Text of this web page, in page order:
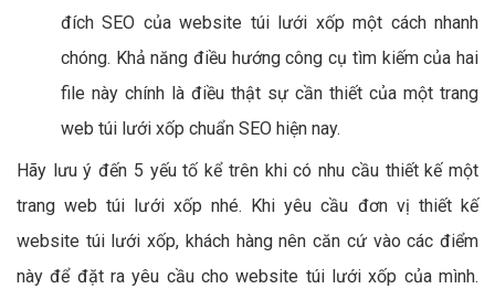
đích SEO của website túi lưới xốp một cách nhanh
chóng. Khả năng điều hướng công cụ tìm kiếm của hai
file này chính là điều thật sự cần thiết của một trang
web túi lưới xốp chuẩn SEO hiện nay.
Hãy lưu ý đến 5 yếu tố kể trên khi có nhu cầu thiết kế một
trang web túi lưới xốp nhé. Khi yêu cầu đơn vị thiết kế
website túi lưới xốp, khách hàng nên căn cứ vào các điểm
này để đặt ra yêu cầu cho website túi lưới xốp của mình.